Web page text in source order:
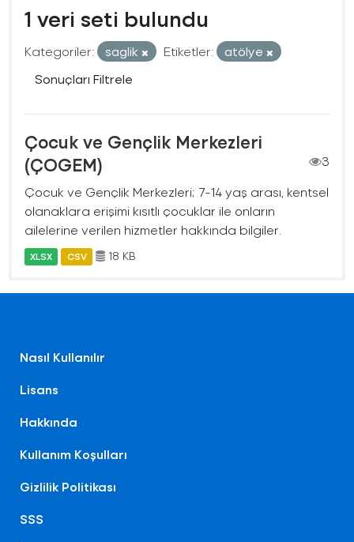
1 veri seti bulundu
Kategoriler: saglik Etiketler:
atölye
Sonuçları Filtrele
Çocuk ve Gençlik Merkezleri
(ÇOGEM)
3
Çocuk ve Gençlik Merkezleri; 7-14 yaş arası, kentsel
olanaklara erişimi kısıtlı çocuklar ile onların
ailelerine verilen hizmetler hakkında bilgiler.
XLSX CSV 18 KB
Nasıl Kullanılır
Lisans
Hakkında
Kullanım Koşulları
Gizlilik Politikası
SSS